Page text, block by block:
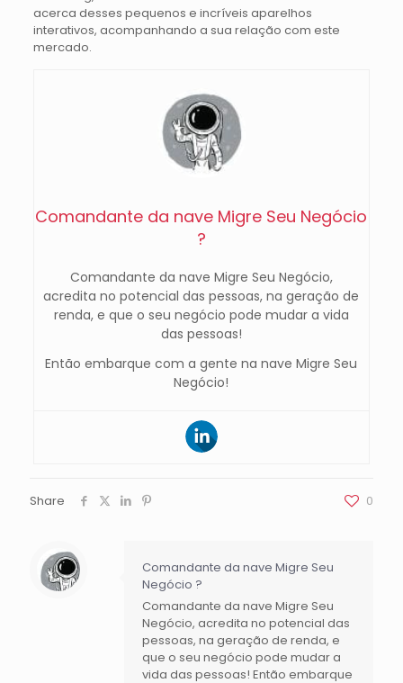
acerca desses pequenos e incríveis aparelhos
interativos, acompanhando a sua relação com este
mercado.
Comandante da nave Migre Seu Negócio
?
Comandante da nave Migre Seu Negócio,
acredita no potencial das pessoas, na geração de
renda, e que o seu negócio pode mudar a vida
das pessoas!
Então embarque com a gente na nave Migre Seu
Negócio!
Share 0
Comandante da nave Migre Seu
Negócio ?
Comandante da nave Migre Seu
Negócio, acredita no potencial das
pessoas, na geração de renda, e
que o seu negócio pode mudar a
vida das pessoas! Então embarque